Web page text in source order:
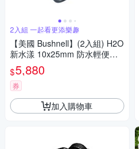
2入組 一起看更添樂趣
【美國 Bushnell】(2入組) H2O
新水漾 10x25mm 防水輕便型
雙筒望遠鏡 130105R
$5,880
券
加入購物車